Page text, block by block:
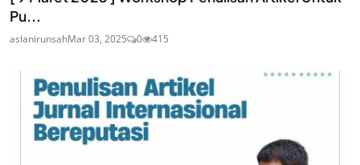
Pu...
aslanirunsahMar 03, 2025 0 415